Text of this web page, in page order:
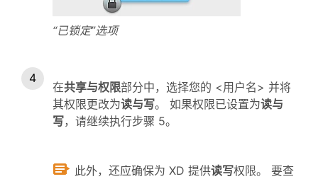
“已锁定”选项
在共享与权限部分中，选择您的 <用户名> 并将
其权限更改为读与写。 如果权限已设置为读与
写，请继续执行步骤 5。
此外，还应确保为 XD 提供读写权限。 要查